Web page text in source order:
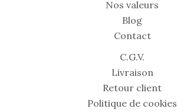
Nos valeurs
Blog
Contact
C.G.V.
Livraison
Retour client
Politique de cookies